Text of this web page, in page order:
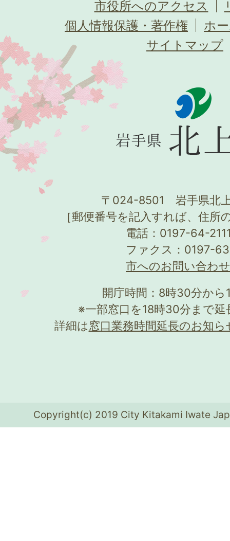
市役所へのアクセス
個人情報保護・著作権
ホ
サイトマップ
〒024-8501 岩手県北
［郵便番号を記入すれば、住所
電話：0197-64-
ファクス：0197-
市へのお問い合わ
開庁時間：8時30分か
※一部窓口を18時30分まで
詳細は窓口業務時間延長のお知ら
Copyright(c) 2019 City Kitakami Iwate